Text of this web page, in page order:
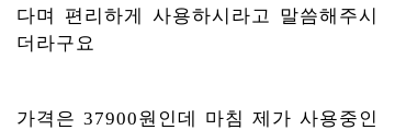
다며 편리하게 사용하시라고 말씀해주시
더라구요
가격은 37900원인데 마침 제가 사용중인